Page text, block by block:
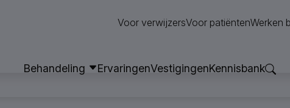
Voor verwijzersVoor patiëntenWerken
Behandeling ErvaringenVestigingenKennisbank